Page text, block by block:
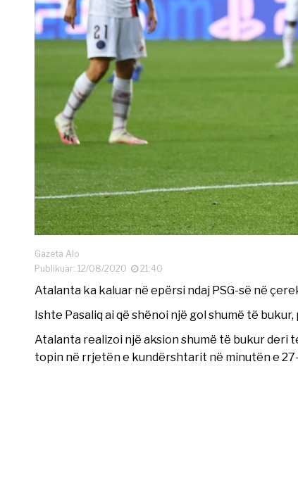
Gazeta Alo
Publikuar: 12/08/2020
21:40
Atalanta ka kaluar në epërsi ndaj PSG-së në
Ishte Pasaliq ai që shënoi një gol shumë të
Atalanta realizoi një aksion shumë të bukur deri
topin në rrjetën e kundërshtarit në minutën e